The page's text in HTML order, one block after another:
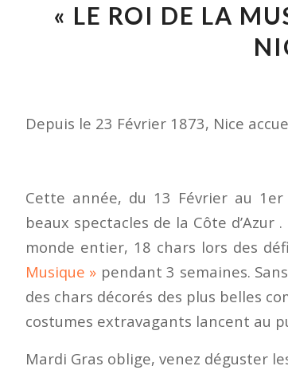
« LE ROI DE LA
Depuis le 23 Février 1873, Nice
Cette année, du 13 Février au
beaux spectacles de la Côte d’Azur
monde entier, 18 chars lors des
Musique » pendant 3 semaines.
des chars décorés des plus belles
costumes extravagants lancent au
Mardi Gras oblige, venez déguster